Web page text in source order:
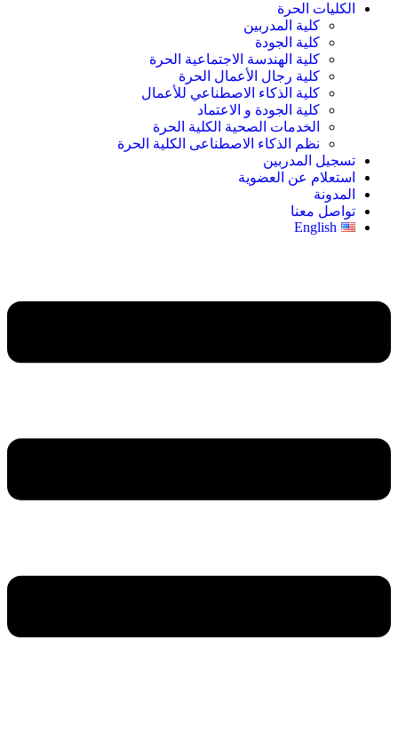
الكليات الحرة
كلية المدربين
كلية الجودة
كلية الهندسة الاجتماعية الحرة
كلية رجال الأعمال الحرة
كلية الذكاء الاصطناعي للأعمال
كلية الجودة و الاعتماد
الخدمات الصحية الكلية الحرة
نظم الذكاء الاصطناعى الكلية الحرة
تسجيل المدربين
استعلام عن العضوية
المدونة
تواصل معنا
English